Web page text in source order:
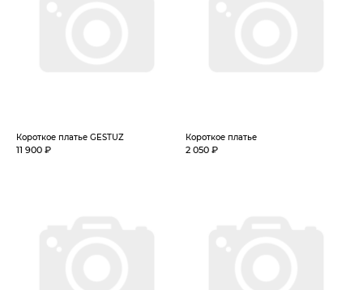
Короткое платье GESTUZ
11 900 ₽
Короткое платье
2 050 ₽